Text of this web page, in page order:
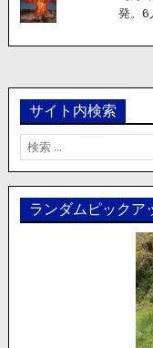
発。6
サイト内検索
検
索:
ランダムピックア